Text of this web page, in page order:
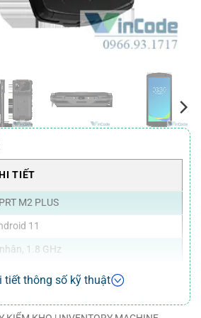
TIẾT
M2 PLUS
11
1.8 GHz
inch, cảm ứng điện dung, độ phân giải
x 800 pixels
tiết thông số kỹ thuật